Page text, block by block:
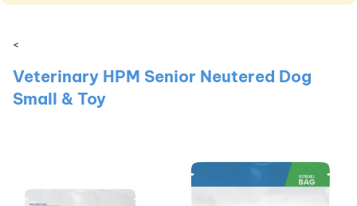
<
Veterinary HPM Senior Neutered Dog
Small & Toy